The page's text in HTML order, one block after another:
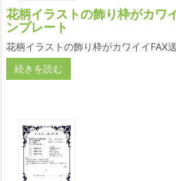
花柄イラストの飾り枠がカワ
ンプレート
花柄イラストの飾り枠がカワイイFAX
続きを読む